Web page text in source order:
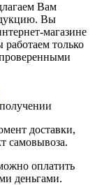
Вам
Вы
магазине
только
доставки,
самовывоза.
оплатить
деньгами.